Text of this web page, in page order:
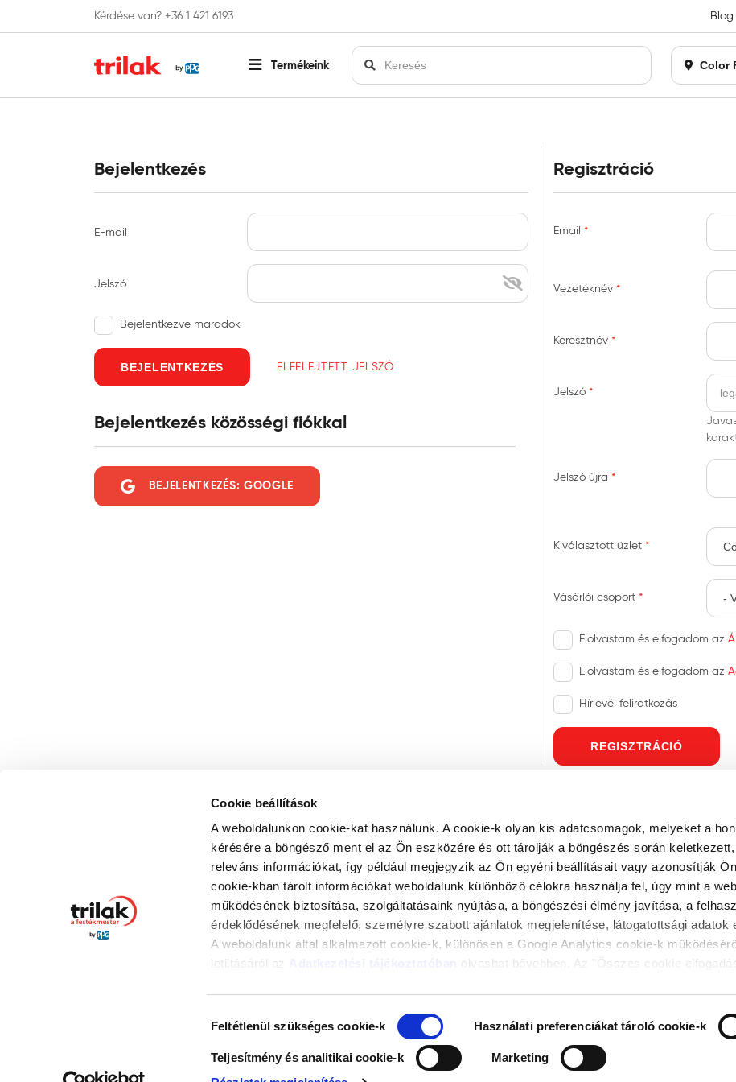
Cookie beállítások
A weboldalunkon cookie-kat használunk. A cookie-k olyan kis adatcsomagok, melyeket a
kérésére a böngésző ment el az Ön eszközére és ott tárolják a böngészés során
releváns információkat, így például megjegyzik az Ön egyéni beállításait vagy azonosítják
cookie-kban tárolt információkat weboldalunk különböző célokra használja fel, úgy mint a
működésének biztosítása, szolgáltatásaink nyújtása, a böngészési élmény javítása, a
érdeklődésének megfelelő, személyre szabott ajánlatok megjelenítése, látogatottsági adatok
A weboldalunk által alkalmazott cookie-k, különösen a Google Analytics cookie-k
letiltásáról az
Adatkezelési tájékoztatóban
olvashat bővebben. Az "Összes cookie
alkalmazását. Az "Elutasítás" gombra kattintva elutasíthatja a feltétlenül szükséges cookie-
összes cookie alkalmazását. A "Választottak elfogadása" gombra kattintva elfogadja az Ön
kiválasztott cookie-k alkalmazását. A "Részletek megjelenítése” gombra kattintással
kiválasztása
Feltétlenül szükséges cookie-k Használati preferenciákat tároló cookie-k
Teljesítmény és analitikai cookie-k
Marketing
Kérdése van? +36 1 421 6193 Blog
Termékeink Color
Fontos tájékoztatás! Webshopunk hamarosan bezárásra kerül. Kérjük, új rendelést már ne adjon le. Köszönjük
Bejelentkezés
E-mail
Jelszó
Bejelentkezve maradok
BEJELENTKEZÉS ELFELEJTETT JELSZÓ
Bejelentkezés közösségi fiókkal
BEJELENTKEZÉS: GOOGLE
Regisztráció
Email
Vezetéknév
Keresztnév
Jelszó
Jelszó újra
Kiválasztott üzlet
Vásárlói csoport
Elolvastam és elfogadom az
Elolvastam és elfogadom az
Hírlevél feliratkozás
REGISZTRÁCIÓ
© 2026 Trilak Festékstúdió hálózat
Minden jog fenntartva.
ÁTVÉTELI PONT
Color Festékbolt
5000 Szolnok, Pozsonyi út 32
KÖZPONTI
info@trilakfestekstudio.hu